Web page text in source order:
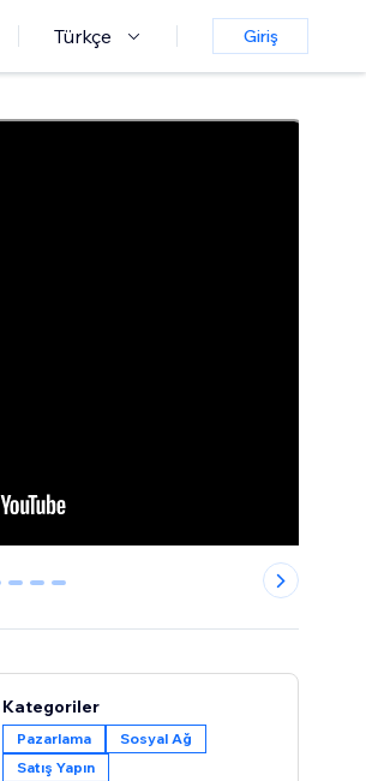
Türkçe Giriş
2 3 4
Kategoriler
Pazarlama
Sosyal Ağ
Satış Yapın